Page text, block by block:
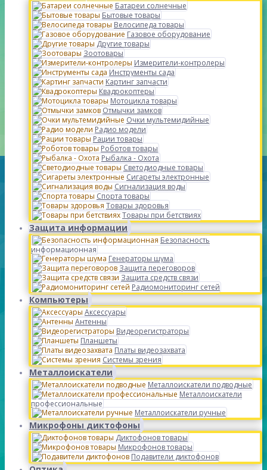
Батареи солнечные
Бытовые товары
Велосипеда товары
Газовое оборудование
Другие товары
Зоотовары
Измерители-контролеры
Инструменты сада
Картинг запчасти
Квадрокоптеры
Мотоцикла товары
Отмычки замков
Очки мультемидийные
Радио модели
Рации товары
Роботов товары
Рыбалка - Охота
Светодиодные товары
Сигареты электронные
Сигнализация воды
Спорта товары
Товары здоровья
Товары при бетствиях
Защита информации
Безопасность
информационная
Генераторы шума
Защита переговоров
Защита средств связи
Радиомониторинг сетей
Компьютеры
Аксессуары
Антенны
Видеорегистраторы
Планшеты
Платы видеозахвата
Системы зрения
Металлоискатели
Металлоискатели подводные
Металлоискатели
профессиональные
Металлоискатели ручные
Микрофоны диктофоны
Диктофонов товары
Микрофонов товары
Подавители диктофонов